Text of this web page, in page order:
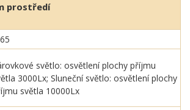
prostředí
světlo: osvětlení plochy příjmu
3000Lx; Sluneční světlo: osvětlení plochy
světla 10000Lx